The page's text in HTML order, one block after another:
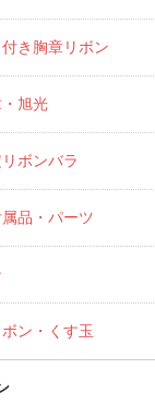
き胸章リボン
旭光
ボンバラ
品・パーツ
ン・くす玉